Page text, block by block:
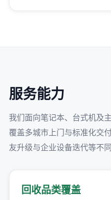
服务能力
我们面向笔记本、台式机及
覆盖多城市上门与标准化交
友升级与企业设备迭代等不同
回收品类覆盖